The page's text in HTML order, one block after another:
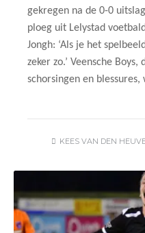
gekregen na de 0-0
ploeg uit Lelystad
Jongh: ‘Als je het
zeker zo.’ Veensche
schorsingen en
KEES VAN DEN